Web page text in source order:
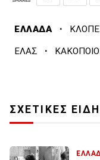
ΕΛΛΑΔΑ ·
ΕΛΑΣ ·
ΣΧΕΤΙΚΕΣ